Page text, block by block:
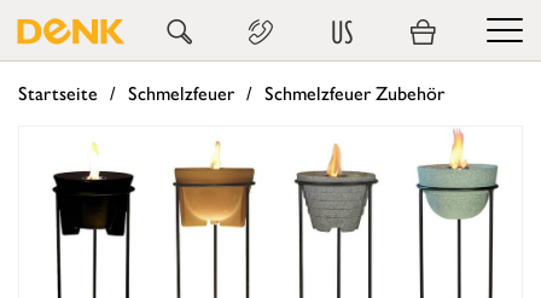
US
Startseite Schmelzfeuer Schmelzfeuer Zubehör